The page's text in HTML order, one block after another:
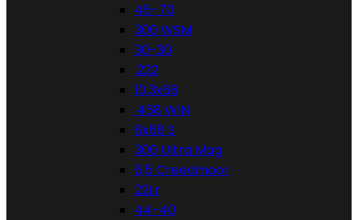
45-70
300 WSM
30-30
.222
10,3x68
.458 WIN
8x68 S
300 Ultra Mag
6,5 Creedmoor
22Lr
44-40